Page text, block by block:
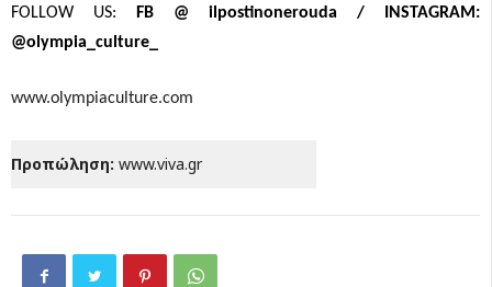
FOLLOW US:
FB @ ilpostinonerouda / INSTAGRAM:
@olympia_culture_
www.olympiaculture.com
Προπώληση: www.viva.gr